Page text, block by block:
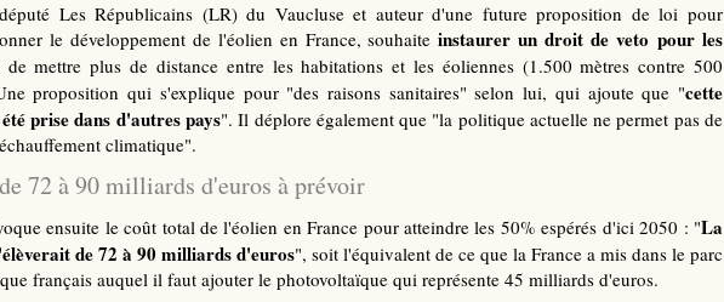
Les Républicains (LR) du Vaucluse et auteur d'une future proposition de loi pour
le développement de l'éolien en France, souhaite instaurer un droit de veto pour les
de mettre plus de distance entre les habitations et les éoliennes (1.500 mètres contre 500
proposition qui s'explique pour "des raisons sanitaires" selon lui, qui ajoute que "cette
prise dans d'autres pays". Il déplore également que "la politique actuelle ne permet pas de
climatique".
72 à 90 milliards d'euros à prévoir
ensuite le coût total de l'éolien en France pour atteindre les 50% espérés d'ici 2050 : "La
de 72 à 90 milliards d'euros", soit l'équivalent de ce que la France a mis dans le parc
français auquel il faut ajouter le photovoltaïque qui représente 45 milliards d'euros.